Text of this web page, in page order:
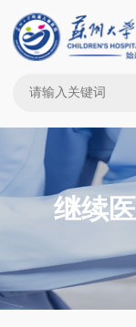
继续